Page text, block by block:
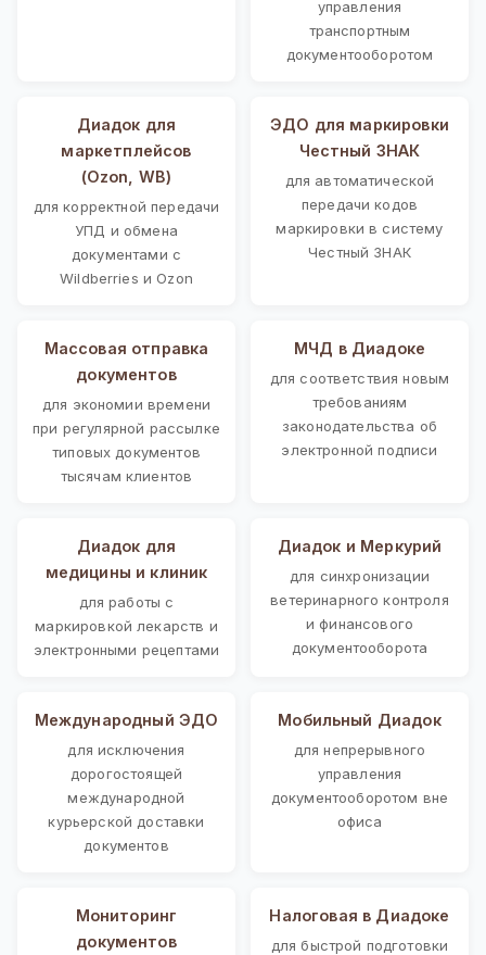
управления
транспортным
документооборотом
Диадок для
маркетплейсов
(Ozon, WB)
для корректной передачи
УПД и обмена
документами с
Wildberries и Ozon
ЭДО для маркировки
Честный ЗНАК
для автоматической
передачи кодов
маркировки в систему
Честный ЗНАК
Массовая отправка
документов
для экономии времени
при регулярной рассылке
типовых документов
тысячам клиентов
МЧД в Диадоке
для соответствия новым
требованиям
законодательства об
электронной подписи
Диадок для
медицины и клиник
для работы с
маркировкой лекарств и
электронными рецептами
Диадок и Меркурий
для синхронизации
ветеринарного контроля
и финансового
документооборота
Международный ЭДО
для исключения
дорогостоящей
международной
курьерской доставки
документов
Мобильный Диадок
для непрерывного
управления
документооборотом вне
офиса
Мониторинг
документов
Налоговая в Диадоке
для быстрой подготовки